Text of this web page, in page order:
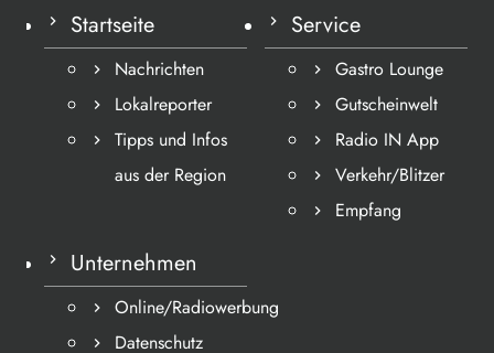
Startseite
Nachrichten
Lokalreporter
Tipps und Infos
aus der Region
Service
Gastro Lounge
Gutscheinwelt
Radio IN App
Verkehr/Blitzer
Empfang
Unternehmen
Online/Radiowerbung
Datenschutz